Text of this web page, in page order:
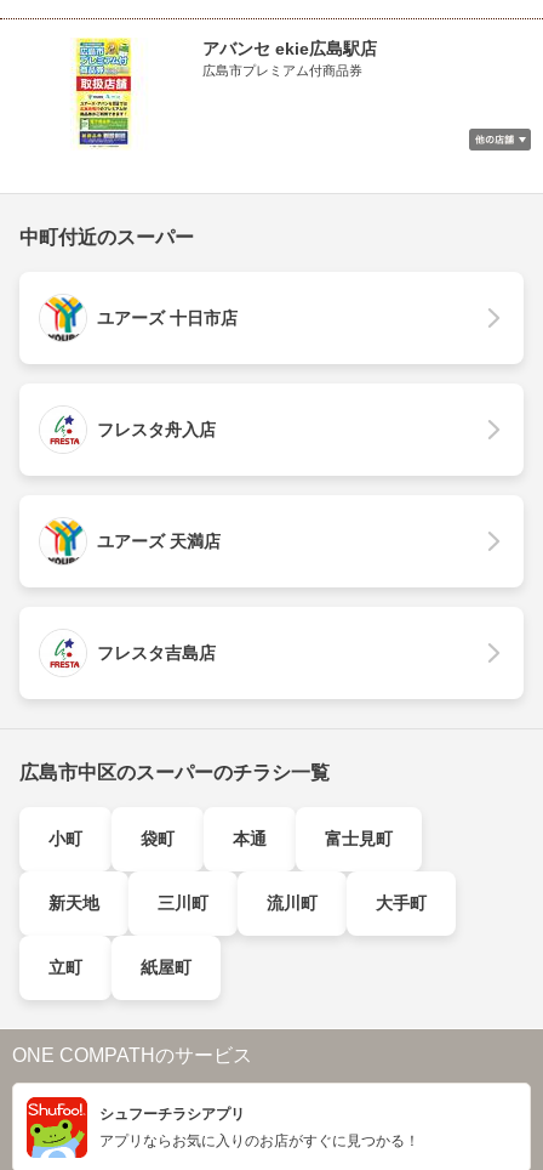
アバンセ ekie広島駅店
広島市プレミアム付商品券
中町付近のスーパー
ユアーズ 十日市店
フレスタ舟入店
ユアーズ 天満店
フレスタ吉島店
広島市中区のスーパーのチラシ一覧
小町 袋町 本通 富士見町
新天地 三川町 流川町 大手町
立町 紙屋町
ONE COMPATHのサービス
シュフーチラシアプリ
アプリならお気に入りのお店がすぐに見つかる！